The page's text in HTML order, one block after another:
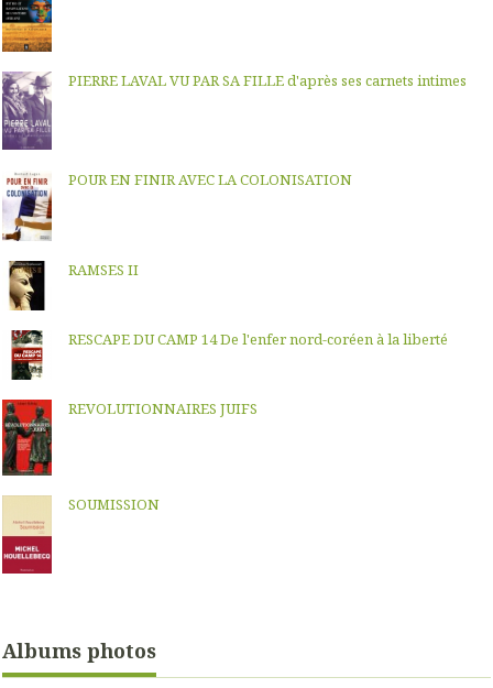
PIERRE LAVAL VU PAR SA FILLE d'après ses carnets intimes
POUR EN FINIR AVEC LA COLONISATION
RAMSES II
RESCAPE DU CAMP 14 De l'enfer nord-coréen à la liberté
REVOLUTIONNAIRES JUIFS
SOUMISSION
Albums photos